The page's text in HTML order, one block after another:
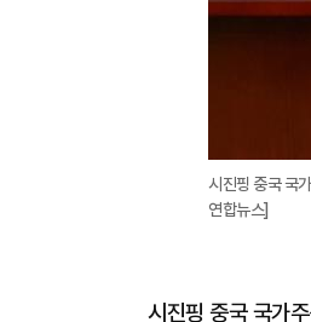
시진핑 중국 국
연합뉴스]
시진핑 중국 국가